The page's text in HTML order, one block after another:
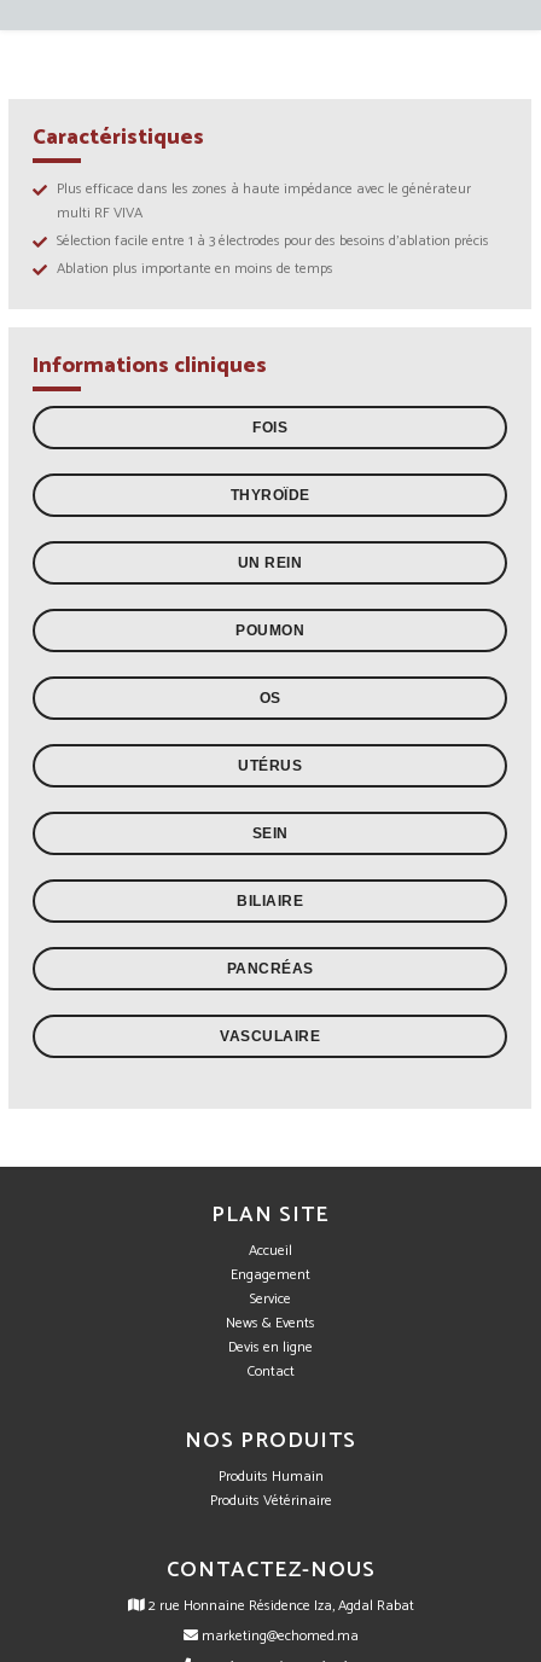
Caractéristiques
Plus efficace dans les zones à haute impédance avec le générateur
multi RF VIVA
Sélection facile entre 1 à 3 électrodes pour des besoins d’ablation précis
Ablation plus importante en moins de temps
Informations cliniques
FOIS
THYROÏDE
UN REIN
POUMON
OS
UTÉRUS
SEIN
BILIAIRE
PANCRÉAS
VASCULAIRE
PLAN SITE
Accueil
Engagement
Service
News & Events
Devis en ligne
Contact
NOS PRODUITS
Produits Humain
Produits Vétérinaire
CONTACTEZ-NOUS
2 rue Honnaine Résidence Iza, Agdal Rabat
marketing@echomed.ma